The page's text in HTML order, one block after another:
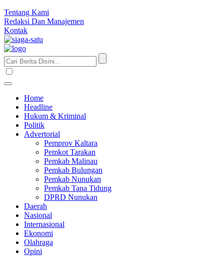
Tentang Kami
Redaksi Dan Manajemen
Kontak
Home
Headline
Hukum & Kriminal
Politik
Advertorial
Pemprov Kaltara
Pemkot Tarakan
Pemkab Malinau
Pemkab Bulungan
Pemkab Nunukan
Pemkab Tana Tidung
DPRD Nunukan
Daerah
Nasional
Internasional
Ekonomi
Olahraga
Opini